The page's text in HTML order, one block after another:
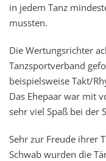
in jedem Tanz
mussten.
Die Wertungsrichter
Tanzsportverband
beispielsweise Takt/
Das Ehepaar war mit
sehr viel Spaß bei der
Sehr zur Freude ihrer
Schwab wurden die